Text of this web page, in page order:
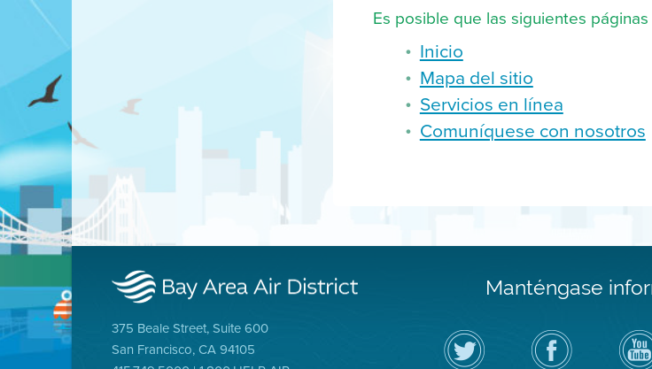
Es posible que las siguientes
Inicio
Mapa del sitio
Servicios en línea
Comuníquese con nosotros
375 Beale Street, Suite 600
San Francisco, CA 94105
Manténgase
Siga
el
Distrito
Visite
la
página
de